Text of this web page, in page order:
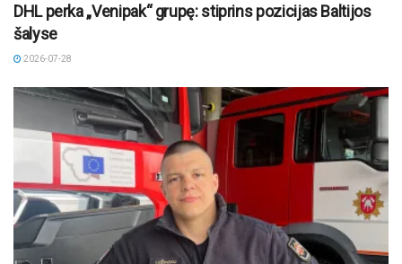
DHL perka „Venipak“ grupę: stiprins pozicijas Baltijos
šalyse
2026-07-28